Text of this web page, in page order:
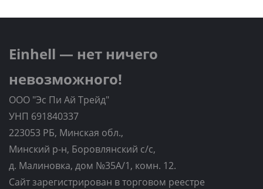
Einhell — нет ничего
невозможного!
ООО "Эс Пи Ай Трейд"
УНП 691840337
223053 РБ, Минская обл.,
Минский р-н, Боровлянский с/с,
д. Малиновка, дом №35A/1, комн. 12.
Сайт зарегистрирован в торговом реестре